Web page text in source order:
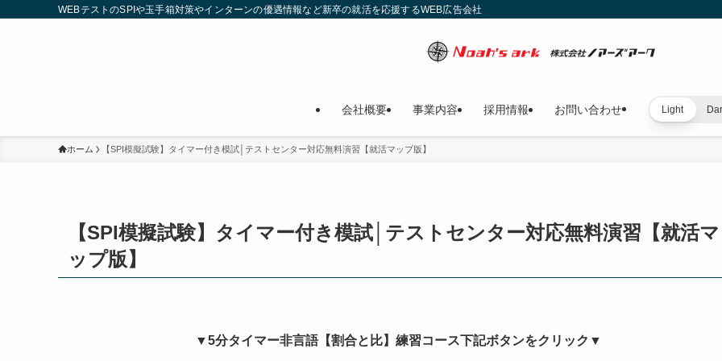
WEBテストのSPIや玉手箱対策やインターンの優遇情報など新卒の就活を応援するWEB広告会社
会社概要 事業内容 採用情報 お問い合わせ Light
ホーム 【SPI模擬試験】タイマー付き模試│テストセンター対応無料演習【就活マップ版】
【SPI模擬試験】タイマー付き模試│テストセンター対応無料演習【就活マ
ップ版】
▼5分タイマー非言語【割合と比】練習コース下記ボタンをクリック▼